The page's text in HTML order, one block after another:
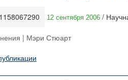
12 сентября 2006 /
| Мэри Стюарт